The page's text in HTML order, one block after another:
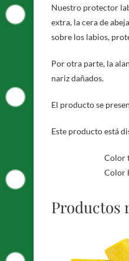
Nuestro protector
extra, la cera de
sobre los labios,
Por otra parte, la
nariz dañados.
El producto se
Este producto está
Color
Color
Productos